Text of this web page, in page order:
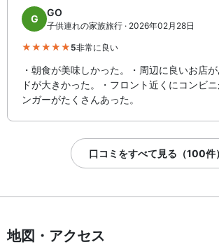
G
GO
子供連れの家族旅行 · 2026年02月28日
5非常に良い
・朝食が美味しかった。・周辺に良いお店
ドが大きかった。・フロント近くにコンビ
ンガーがたくさんあった。
口コミをすべて見る（100件）
地図・アクセス